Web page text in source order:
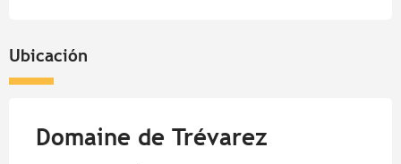
Ubicación
Domaine de Trévarez